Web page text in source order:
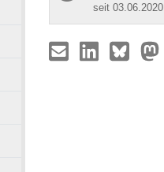
seit 03.06.2020